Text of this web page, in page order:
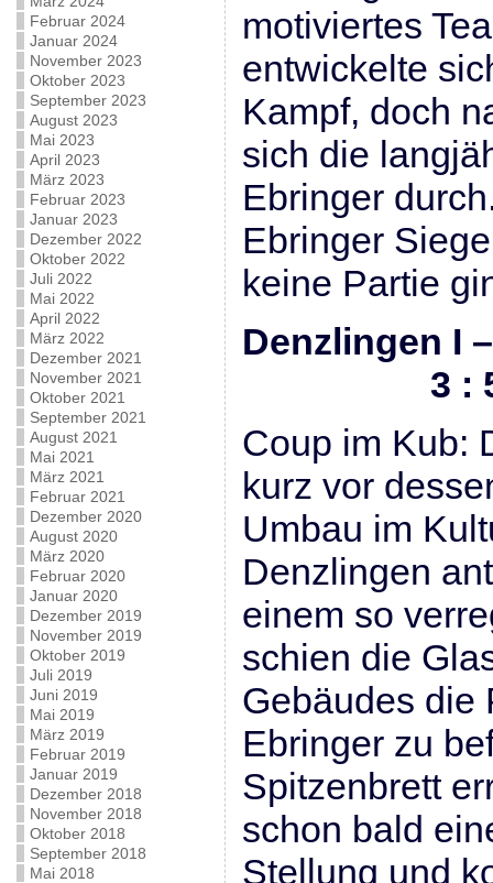
Februar 2024
Januar 2024
November 2023
Oktober 2023
September 2023
August 2023
Mai 2023
April 2023
März 2023
Februar 2023
Januar 2023
Dezember 2022
Oktober 2022
Juli 2022
Mai 2022
April 2022
März 2022
Dezember 2021
November 2021
Oktober 2021
September 2021
August 2021
Mai 2021
März 2021
Februar 2021
Dezember 2020
August 2020
März 2020
Februar 2020
Januar 2020
Dezember 2019
November 2019
Oktober 2019
Juli 2019
Juni 2019
Mai 2019
März 2019
Februar 2019
Januar 2019
Dezember 2018
November 2018
Oktober 2018
September 2018
Mai 2018
motiviertes
entwickelte
Kampf, doch
sich die
Ebringer
Ebringer
keine Partie
Denzlingen
3 :
Coup im Kub:
kurz vor
Umbau im
Denzlingen
einem so
schien die
Gebäudes die
Ebringer zu
Spitzenbrett
schon bald
Stellung und